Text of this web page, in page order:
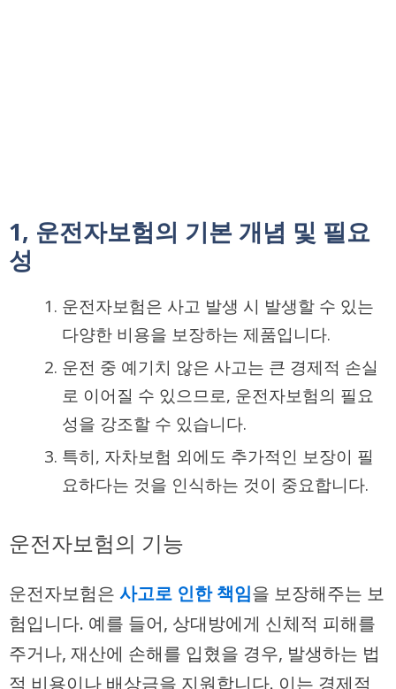
1, 운전자보험의 기본 개념 및 필요
성
운전자보험은 사고 발생 시 발생할 수 있는
다양한 비용을 보장하는 제품입니다.
운전 중 예기치 않은 사고는 큰 경제적 손실
로 이어질 수 있으므로, 운전자보험의 필요
성을 강조할 수 있습니다.
특히, 자차보험 외에도 추가적인 보장이 필
요하다는 것을 인식하는 것이 중요합니다.
운전자보험의 기능
운전자보험은 사고로 인한 책임을 보장해주는 보
험입니다. 예를 들어, 상대방에게 신체적 피해를
주거나, 재산에 손해를 입혔을 경우, 발생하는 법
적 비용이나 배상금을 지원합니다. 이는 경제적